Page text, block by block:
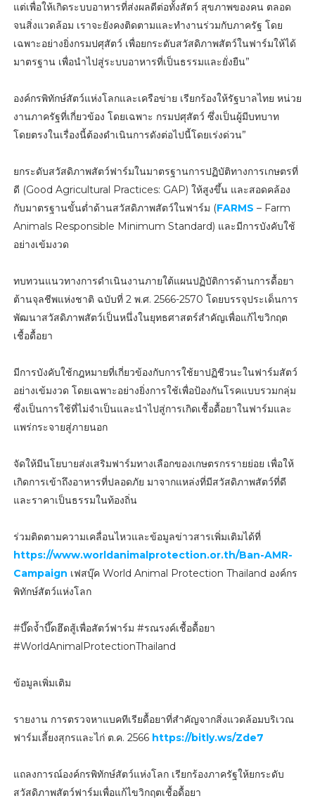
แต่เพื่อให้เกิดระบบอาหารที่ส่งผลดีต่อทั้งสัตว์ สุขภาพของคน ตลอด
จนสิ่งแวดล้อม เราจะยังคงติดตามและทำงานร่วมกับภาครัฐ โดย
เฉพาะอย่างยิ่งกรมปศุสัตว์ เพื่อยกระดับสวัสดิภาพสัตว์ในฟาร์มให้ได้
มาตรฐาน เพื่อนำไปสู่ระบบอาหารที่เป็นธรรมและยั่งยืน”
องค์กรพิทักษ์สัตว์แห่งโลกและเครือข่าย เรียกร้องให้รัฐบาลไทย หน่วย
งานภาครัฐที่เกี่ยวข้อง โดยเฉพาะ กรมปศุสัตว์ ซึ่งเป็นผู้มีบทบาท
โดยตรงในเรื่องนี้ต้องดำเนินการดังต่อไปนี้โดยเร่งด่วน”
ยกระดับสวัสดิภาพสัตว์ฟาร์มในมาตรฐานการปฏิบัติทางการเกษตรที่
ดี (Good Agricultural Practices: GAP) ให้สูงขึ้น และสอดคล้อง
กับมาตรฐานขั้นต่ำด้านสวัสดิภาพสัตว์ในฟาร์ม (FARMS – Farm
Animals Responsible Minimum Standard) และมีการบังคับใช้
อย่างเข้มงวด
ทบทวนแนวทางการดำเนินงานภายใต้แผนปฏิบัติการด้านการดื้อยา
ต้านจุลชีพแห่งชาติ ฉบับที่ 2 พ.ศ. 2566-2570 โดยบรรจุประเด็นการ
พัฒนาสวัสดิภาพสัตว์เป็นหนึ่งในยุทธศาสตร์สำคัญเพื่อแก้ไขวิกฤต
เชื้อดื้อยา
มีการบังคับใช้กฎหมายที่เกี่ยวข้องกับการใช้ยาปฏิชีวนะในฟาร์มสัตว์
อย่างเข้มงวด โดยเฉพาะอย่างยิ่งการใช้เพื่อป้องกันโรคแบบรวมกลุ่ม
ซึ่งเป็นการใช้ที่ไม่จำเป็นและนำไปสู่การเกิดเชื้อดื้อยาในฟาร์มและ
แพร่กระจายสู่ภายนอก
จัดให้มีนโยบายส่งเสริมฟาร์มทางเลือกของเกษตรกรรายย่อย เพื่อให้
เกิดการเข้าถึงอาหารที่ปลอดภัย มาจากแหล่งที่มีสวัสดิภาพสัตว์ที่ดี
และราคาเป็นธรรมในท้องถิ่น
ร่วมติดตามความเคลื่อนไหวและข้อมูลข่าวสารเพิ่มเติมได้ที่
https://www.worldanimalprotection.or.th/Ban-AMR-
Campaign เฟสบุ๊ค World Animal Protection Thailand องค์กร
พิทักษ์สัตว์แห่งโลก
#บึ๊ดจ้ำบึ๊ดฮึดสู้เพื่อสัตว์ฟาร์ม #รณรงค์เชื้อดื้อยา
#WorldAnimalProtectionThailand
ข้อมูลเพิ่มเติม
รายงาน การตรวจหาแบคทีเรียดื้อยาที่สำคัญจากสิ่งแวดล้อมบริเวณ
ฟาร์มเลี้ยงสุกรและไก่ ต.ค. 2566 https://bitly.ws/Zde7
แถลงการณ์องค์กรพิทักษ์สัตว์แห่งโลก เรียกร้องภาครัฐให้ยกระดับ
สวัสดิภาพสัตว์ฟาร์มเพื่อแก้ไขวิกฤตเชื้อดื้อยา